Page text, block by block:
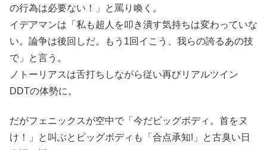
の行為は必要ない！」と罵り喚く。
イデアマンは「私も超人を叩き潰す気持ちは変わっていな
い。論争は後回しだ。もう1回イこう、我らの誇るあの技
で」と言う。
ノトーリアスは舌打ちしながら従い再びリアルツイン
DDTの体勢に。
だがフェニックスが空中で「今だビッグボディ。首をヌ
け！」と叫ぶとビッグボディも「合点承知!」と古臭い日